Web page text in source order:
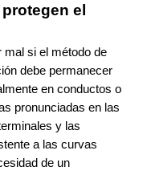
el
mal si el método de
debe permanecer
en conductos o
pronunciadas en las
y las
a las curvas
de un